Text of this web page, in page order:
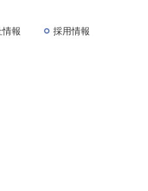
情報 採用情報